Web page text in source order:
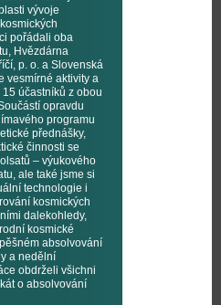
vývoje
pořádali oba
Hvězdárna
p. o. a Slovenská
vesmírné aktivity a
účastníků z obou
opravdu
programu
přednášky,
činnosti se
– výukového
ale také jsme si
technologie i
kosmických
dalekohledy,
kosmické
absolvování
a nedělní
obdrželi všichni
o absolvování